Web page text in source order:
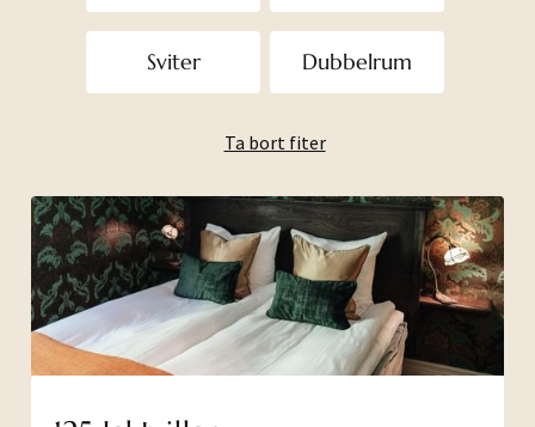
Sviter Dubbelrum
Ta bort fiter